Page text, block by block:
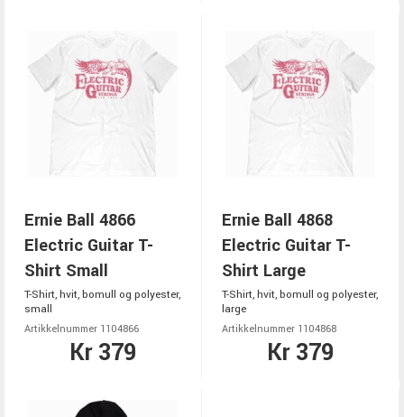
Ernie Ball 4866
Electric Guitar T-
Shirt Small
T-Shirt, hvit, bomull og polyester,
small
Artikkelnummer 1104866
Kr 379
Ernie Ball 4868
Electric Guitar T-
Shirt Large
T-Shirt, hvit, bomull og polyester,
large
Artikkelnummer 1104868
Kr 379